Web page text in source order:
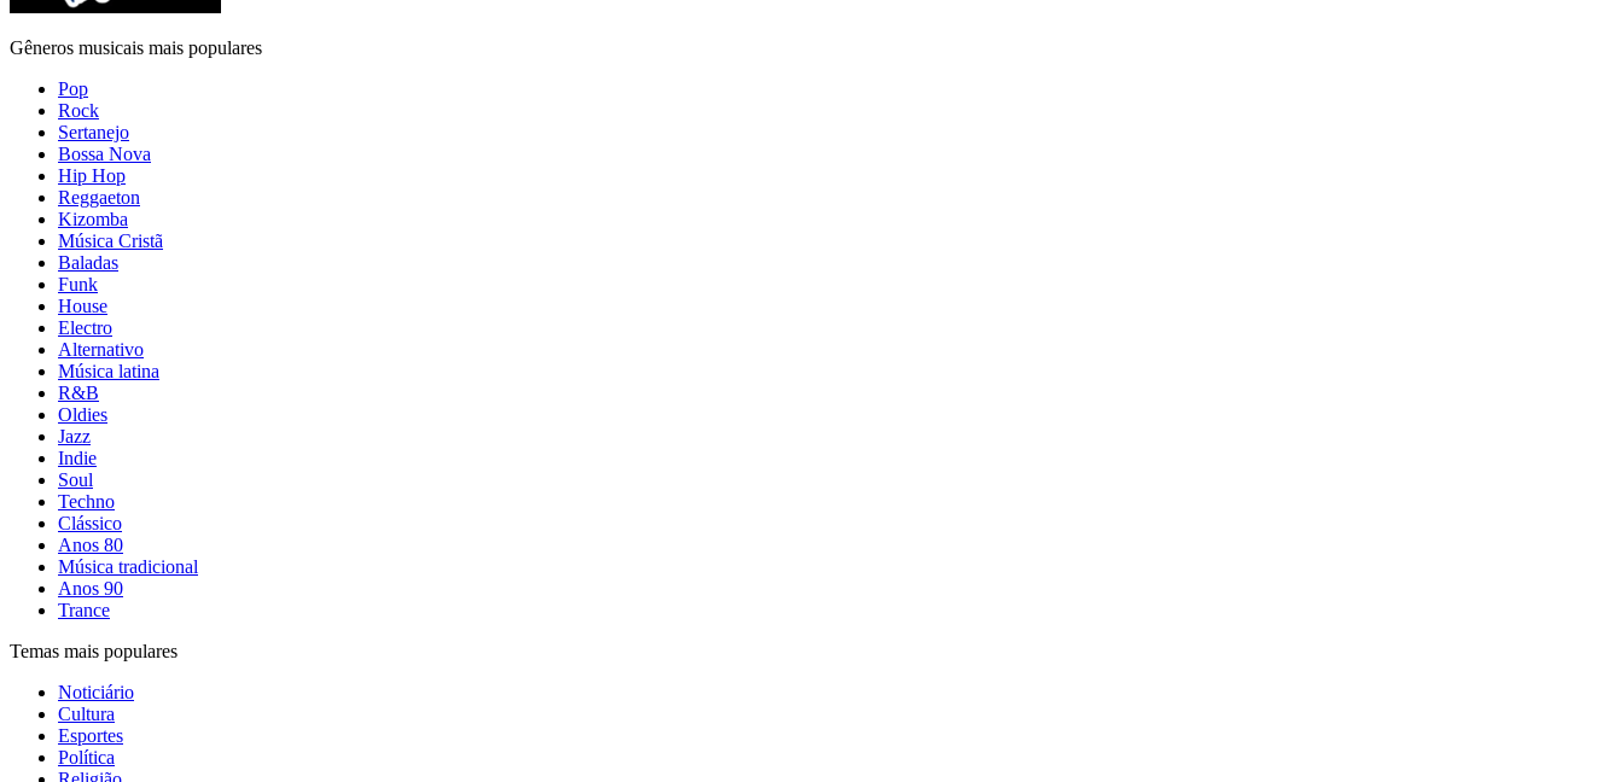
Gêneros musicais mais populares
Pop
Rock
Sertanejo
Bossa Nova
Hip Hop
Reggaeton
Kizomba
Música Cristã
Baladas
Funk
House
Electro
Alternativo
Música latina
R&B
Oldies
Jazz
Indie
Soul
Techno
Clássico
Anos 80
Música tradicional
Anos 90
Trance
Temas mais populares
Noticiário
Cultura
Esportes
Política